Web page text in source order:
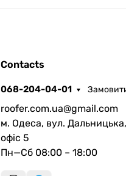
Contacts
068-204-04-01
roofer.com.ua@gmail.com
м. Одеса, вул.
офіс 5
Пн—Сб 08:00 – 18:00
ROOFER
AI помічник